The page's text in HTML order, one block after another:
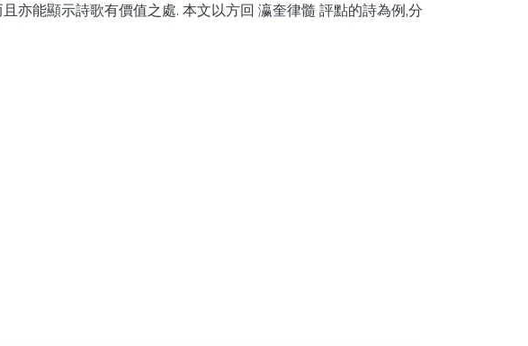
亦能顯示詩歌有價值之處. 本文以方回 瀛奎律髓 評點的詩為例,分